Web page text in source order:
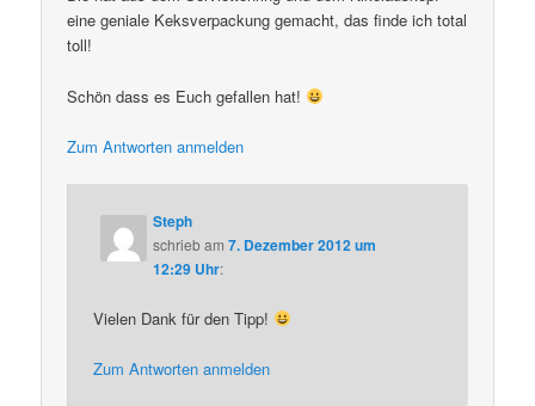
eine geniale Keksverpackung gemacht, das finde ich total
toll!
Schön dass es Euch gefallen hat!
Zum Antworten anmelden
Steph
schriebam7. Dezember 2012 um
12:29 Uhr:
Vielen Dank für den Tipp!
Zum Antworten anmelden